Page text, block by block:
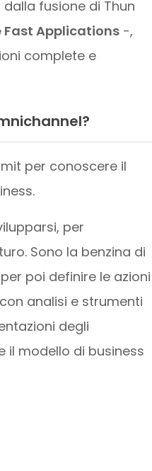
dalla fusione di Thun
Fast Applications-,
complete e
per conoscere il
per
Sono la benzina di
poi definire le azioni
analisi e strumenti
degli
il modello di business